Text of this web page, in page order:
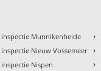
inspectie Munnikenheide
inspectie Nieuw Vossemeer
inspectie Nispen
›
›
›